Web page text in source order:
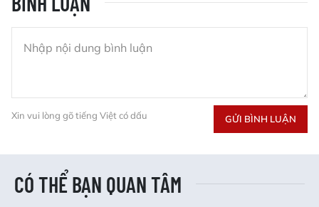
Xin vui lòng gõ tiếng Việt có dấu GỬI BÌNH LUẬN
CÓ THỂ BẠN QUAN TÂM